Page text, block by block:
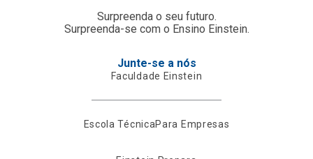
Surpreenda o seu futuro.
Surpreenda-se com o Ensino Einstein.
Junte-se a nós
Faculdade Einstein
Escola TécnicaPara Empresas